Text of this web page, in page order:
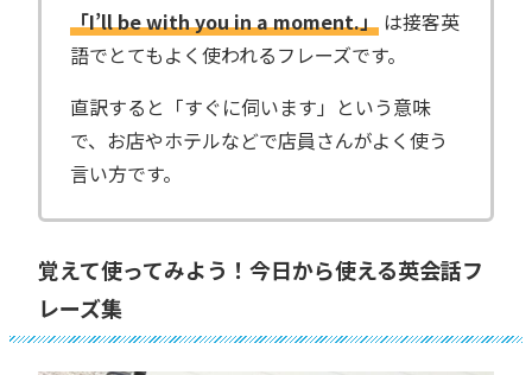
「I’ll be with you in a moment.」 は接客英
語でとてもよく使われるフレーズです。
直訳すると「すぐに伺います」という意味
で、お店やホテルなどで店員さんがよく使う
言い方です。
覚えて使ってみよう！今日から使える英会話フ
レーズ集